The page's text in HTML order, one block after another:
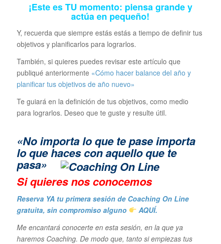
¡Este es TU momento: piensa grande y
actúa en pequeño!
Y, recuerda que siempre estás estás a tiempo de definir tus
objetivos y planificarlos para lograrlos.
También, si quieres puedes revisar este artículo que
publiqué anteriormente «Cómo hacer balance del año y
planificar tus objetivos de año nuevo»
Te guiará en la definición de tus objetivos, como medio
para lograrlos. Deseo que te guste y resulte útil.
«No importa lo que te pase importa
lo que haces con aquello que te
pasa»
Si quieres nos conocemos
Reserva YA tu primera sesión de Coaching On Line
gratuita, sin compromiso alguno
AQUÍ.
Me encantará conocerte en esta sesión, en la que ya
haremos Coaching. De modo que, tanto si empiezas tus